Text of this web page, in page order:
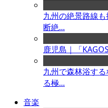
九州の絶景路線
断絶...
鹿児島｜「
九州で森林浴す
る極...
音楽